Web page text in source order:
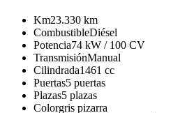
Km23.330 km
CombustibleDiésel
Potencia74 kW / 100 CV
TransmisiónManual
Cilindrada1461 cc
Puertas5 puertas
Plazas5 plazas
Colorgris pizarra